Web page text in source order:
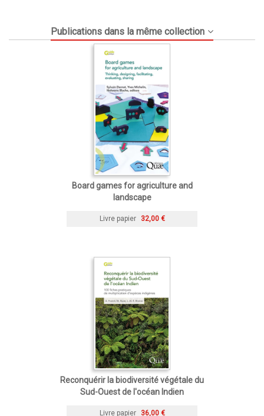
Publications dans la même collection
Board games for agriculture and
landscape
Livre papier 32,00 €
Reconquérir la biodiversité végétale du
Sud-Ouest de l'océan Indien
Livre papier 36,00 €